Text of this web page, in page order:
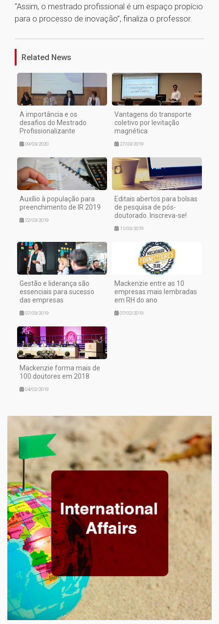
“Assim, o mestrado profissional é um espaço propício
para o processo de inovação”, finaliza o professor.
1
Related News
A importância e os
desafios do Mestrado
Profissionalizante
09/03/2020
Vantagens do transporte
coletivo por levitação
magnética
27/03/2019
Auxílio à população para
preenchimento de IR 2019
22/03/2019
Editais abertos para bolsas
de pesquisa de pós-
doutorado. Inscreva-se!
11/03/2019
Gestão e liderança são
essenciais para sucesso
das empresas
07/03/2019
Mackenzie entre as 10
empresas mais lembradas
em RH do ano
07/02/2019
Mackenzie forma mais de
100 doutores em 2018
04/02/2019